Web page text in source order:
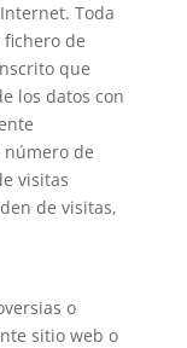
Toda
de
que
los datos con
de
visitas
de visitas,
o
sitio web o